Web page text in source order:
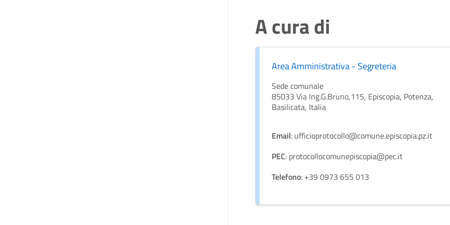
A cura di
Area Amministrativa - Segreteria
Sede comunale
85033 Via Ing.G.Bruno,115, Episcopia, Potenza,
Basilicata, Italia
Email: ufficioprotocollo@comune.episcopia.pz.it
PEC: protocollocomunepiscopia@pec.it
Telefono: +39 0973 655 013